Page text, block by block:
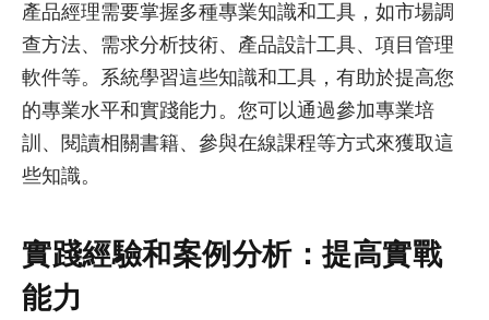
產品經理需要掌握多種專業知識和工具，如市場調
查方法、需求分析技術、產品設計工具、項目管理
軟件等。系統學習這些知識和工具，有助於提高您
的專業水平和實踐能力。您可以通過參加專業培
訓、閱讀相關書籍、參與在線課程等方式來獲取這
些知識。
實踐經驗和案例分析：提高實戰
能力